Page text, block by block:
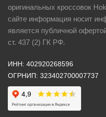
оригинальных кроссовок
сайте информация носит
является публичной
ст. 437 (2) ГК РФ.
ИНН: 402920268596
ОГРНИП: 323402700007737